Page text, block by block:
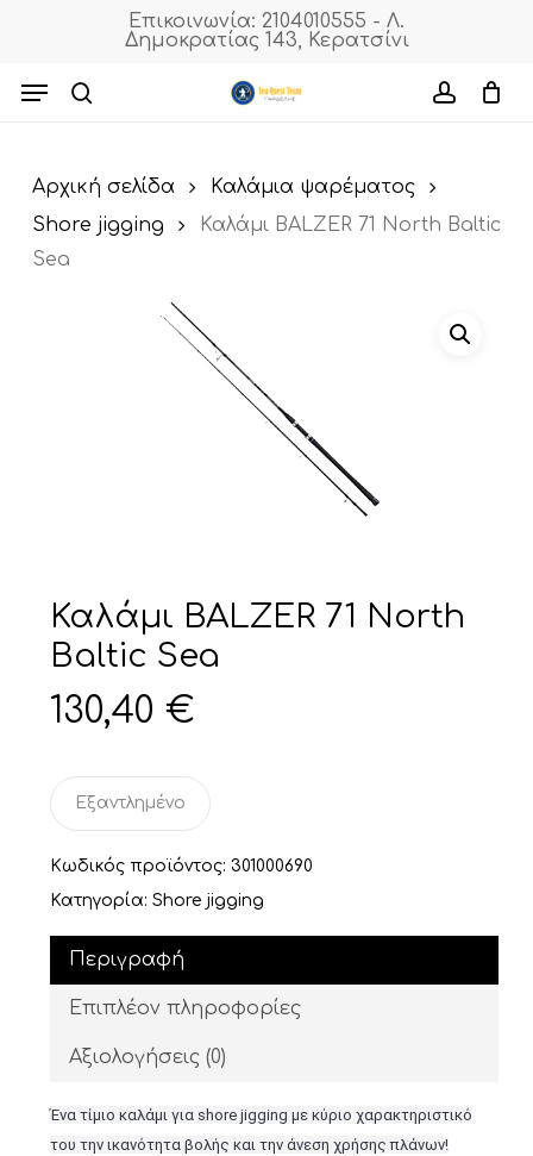
content
Επικοινωνία: 2104010555 - Λ.
Δημοκρατίας 143, Κερατσίνι
Menu
Cart
Αρχική σελίδα
Καλάμια ψαρέματος
Shore jigging
Καλάμι BALZER 71 North Baltic
Sea
Καλάμι BALZER 71 North
Baltic Sea
130,40 €
Εξαντλημένο
Κωδικός προϊόντος: 301000690
Κατηγορία: Shore jigging
Περιγραφή
Επιπλέον πληροφορίες
Αξιολογήσεις (0)
Ένα τίμιο καλάμι για shore jigging με κύριο χαρακτηριστικό
του την ικανότητα βολής και την άνεση χρήσης πλάνων!